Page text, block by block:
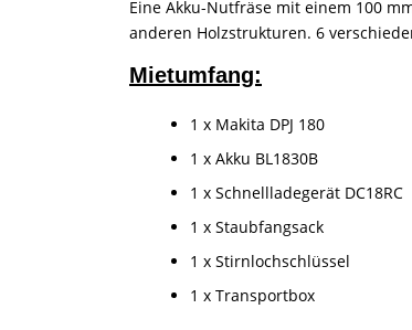
Eine Akku-Nutfräse mit einem 100
anderen Holzstrukturen. 6
Mietumfang:
1 x Makita DPJ 180
1 x Akku BL1830B
1 x Schnellladegerät DC18RC
1 x Staubfangsack
1 x Stirnlochschlüssel
1 x Transportbox